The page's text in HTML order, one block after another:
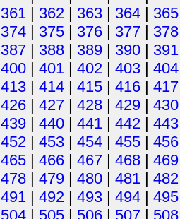
361 | 362 | 363 | 364 | 365
374 | 375 | 376 | 377 | 378
387 | 388 | 389 | 390 | 391
400 | 401 | 402 | 403 | 404
413 | 414 | 415 | 416 | 417
426 | 427 | 428 | 429 | 430
439 | 440 | 441 | 442 | 443
452 | 453 | 454 | 455 | 456
465 | 466 | 467 | 468 | 469
478 | 479 | 480 | 481 | 482
491 | 492 | 493 | 494 | 495
504 | 505 | 506 | 507 | 508